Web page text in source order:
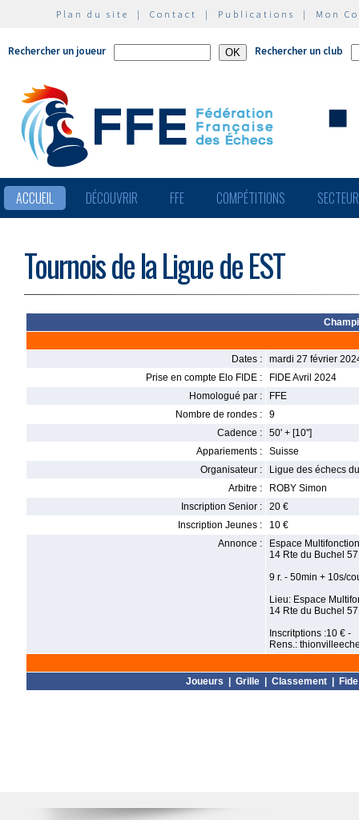
Plan du site | Contact | Publications | Mon
Rechercher un joueur Rechercher un club
ACCUEIL DÉCOUVRIR FFE COMPÉTITIONS
Tournois de la Ligue de EST
Dates :
mardi 27 février
Prise en compte Elo FIDE :
FIDE Avril 2024
Homologué par :
FFE
Nombre de rondes :
9
Cadence :
50' + [10'']
Appariements :
Suisse
Organisateur :
Ligue des échecs
Arbitre :
ROBY Simon
Inscription Senior :
20 €
Inscription Jeunes :
10 €
Annonce :
Espace
14 Rte du Buchel
9 r. - 50min + 10s/
Lieu: Espace
14 Rte du Buchel
Inscritptions :10 € -
Rens.:
Joueurs Grille Classement Fide